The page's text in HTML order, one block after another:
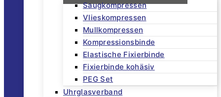
Saugkompressen
Vlieskompressen
Mullkompressen
Kompressionsbinde
Elastische Fixierbinde
Fixierbinde kohäsiv
PEG Set
Uhrglasverband